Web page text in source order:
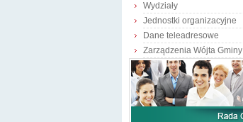
Wydziały
Jednostki organizacyjne
Dane teleadresowe
Zarządzenia Wójta Gminy